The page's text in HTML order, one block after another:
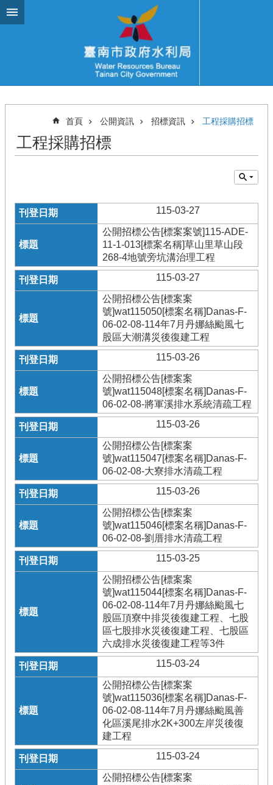
跳到主要內容區塊
首頁 公開資訊 招標資訊 工程採購招標
工程採購招標
115-03-27
公開招標公告[標案案號]115-ADE-
11-1-013[標案名稱]草山里草山段
268-4地號旁坑溝治理工程
115-03-27
公開招標公告[標案案
號]wat115050[標案名稱]Danas-F-
06-02-08-114年7月丹娜絲颱風七
股區大潮溝災後復建工程
115-03-26
公開招標公告[標案案
號]wat115048[標案名稱]Danas-F-
06-02-08-將軍溪排水系統清疏工程
115-03-26
公開招標公告[標案案
號]wat115047[標案名稱]Danas-F-
06-02-08-大寮排水清疏工程
115-03-26
公開招標公告[標案案
號]wat115046[標案名稱]Danas-F-
06-02-08-劉厝排水清疏工程
115-03-25
公開招標公告[標案案
號]wat115044[標案名稱]Danas-F-
06-02-08-114年7月丹娜絲颱風七
股區頂寮中排災後復建工程、七股
區七股排水災後復建工程、七股區
六成排水災後復建工程等3件
115-03-24
公開招標公告[標案案
號]wat115036[標案名稱]Danas-F-
06-02-08-114年7月丹娜絲颱風善
化區溪尾排水2K+300左岸災後復
建工程
115-03-24
公開招標公告[標案案